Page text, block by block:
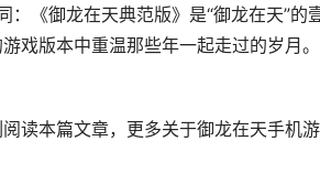
《御龙在天典范版》是“御龙在天”的
戏版本中重温那些年一起走过的岁月。
读本篇文章，更多关于御龙在天手机